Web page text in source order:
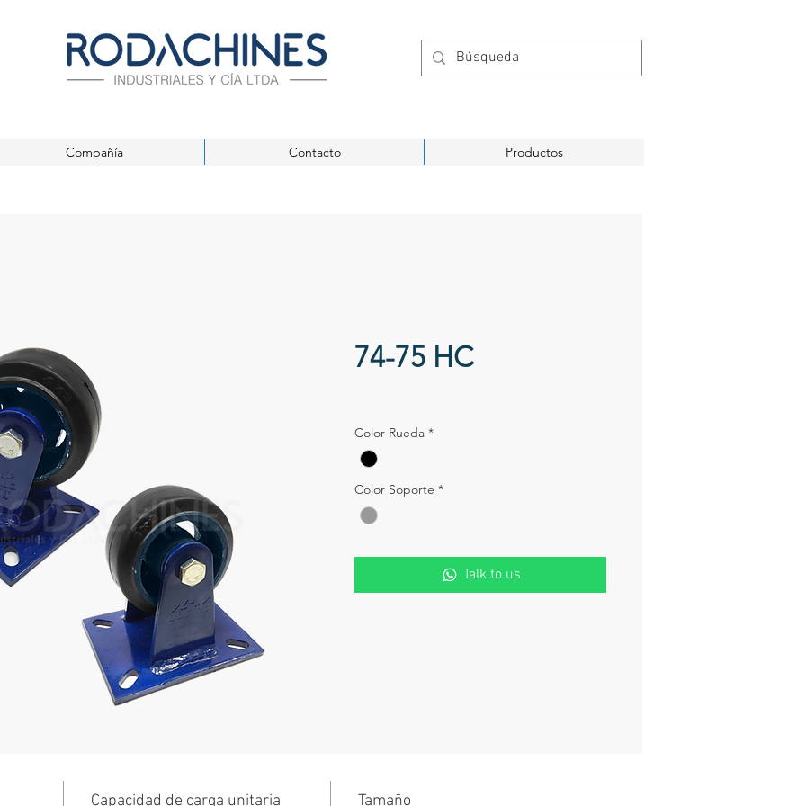
Compañía Contacto Productos
74-75 HC
Color Rueda *
Color Soporte *
Talk to us
Capacidad de carga unitaria Tamaño